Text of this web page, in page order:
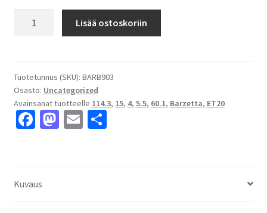
5.5x15"
4x114.3
ET20
keskireikä:60.1
Lisää ostoskoriin
Tuotetunnus (SKU): BARB903
Osasto: Uncategorized
Avainsanat tuotteelle 114.3, 15, 4, 5.5, 60.1, Barzetta, ET20
Fa
o
o
M E S
Kuvaus